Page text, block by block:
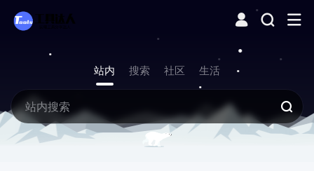
站内 搜索 社区 生活